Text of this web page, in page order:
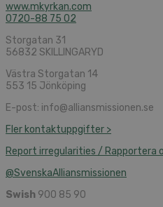
www.mkyrkan.com
0720-88 75 02
Storgatan 31
56832 SKILLINGARYD
Västra Storgatan 14
553 15 Jönköping
E-post: info@alliansmissionen.se
Fler kontaktuppgifter >
Report irregularities / Rapportera
@SvenskaAlliansmissionen
Swish 900 85 90